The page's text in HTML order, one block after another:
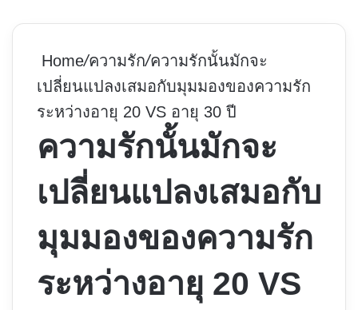
Home/ความรัก/ความรักนั้นมักจะ
เปลี่ยนแปลงเสมอกับมุมมองของความรัก
ระหว่างอายุ 20 VS อายุ 30 ปี
ความรักนั้นมักจะ
เปลี่ยนแปลงเสมอกับ
มุมมองของความรัก
ระหว่างอายุ 20 VS